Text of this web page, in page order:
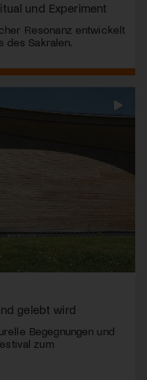
und Experiment
Resonanz entwickelt
des Sakralen.
gelebt wird
Begegnungen und
zum